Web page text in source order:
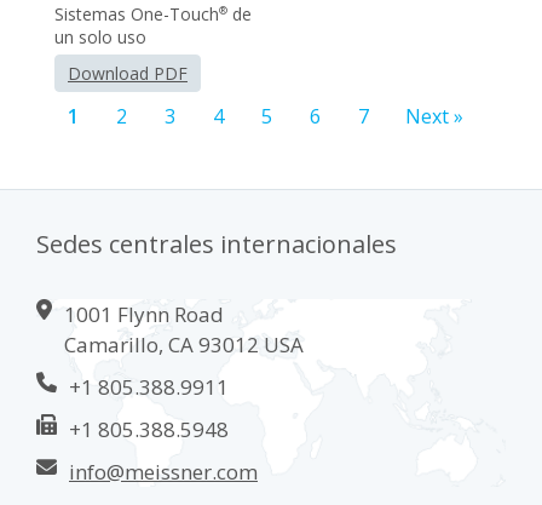
Sistemas One-Touch® de
un solo uso
Download PDF
1 2 3 4 5 6 7 Next »
Sedes centrales internacionales
1001 Flynn Road
Camarillo, CA 93012 USA
+1 805.388.9911
+1 805.388.5948
info@meissner.com